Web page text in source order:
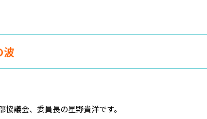
波
協議会、委員長の星野貴洋です。